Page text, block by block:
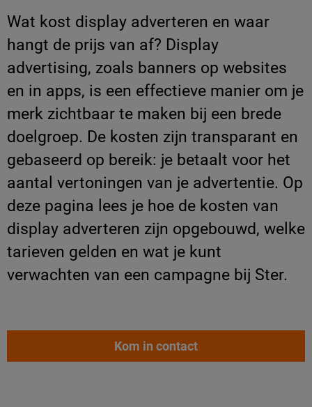
Wat kost display adverteren en waar
hangt de prijs van af? Display
advertising, zoals banners op websites
en in apps, is een effectieve manier om je
merk zichtbaar te maken bij een brede
doelgroep. De kosten zijn transparant en
gebaseerd op bereik: je betaalt voor het
aantal vertoningen van je advertentie. Op
deze pagina lees je hoe de kosten van
display adverteren zijn opgebouwd, welke
tarieven gelden en wat je kunt
verwachten van een campagne bij Ster.
Kom in contact